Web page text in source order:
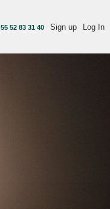
55 52 83 31 40 Sign up Log In